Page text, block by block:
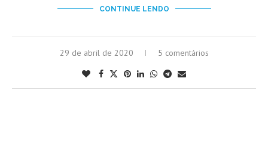
CONTINUE LENDO
29 de abril de 2020 5 comentários